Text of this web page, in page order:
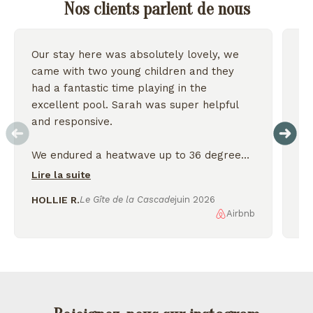
Nos clients parlent de nous
Our stay here was absolutely lovely, we
came with two young children and they
had a fantastic time playing in the
excellent pool. Sarah was super helpful
and responsive.
We endured a heatwave up to 36 degrees
but the house stayed nice and cool and we
We enjoyed exploring the nearby lakes
Lire la suite
HOLLIE R.Le Gîte de la Cascadejuin 2026
Airbnb